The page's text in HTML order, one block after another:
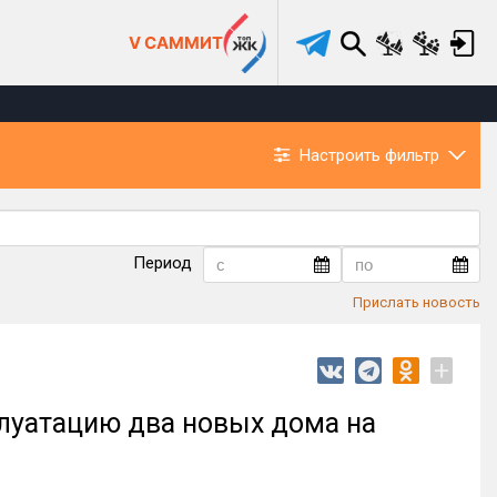
V САММИТ
Настроить фильтр
Период
Прислать новость
+
два новых дома на